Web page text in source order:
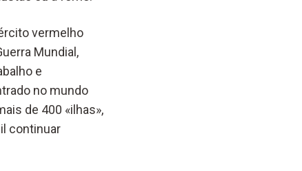
vermelho
Mundial,
e
no mundo
de 400 «ilhas»,
continuar